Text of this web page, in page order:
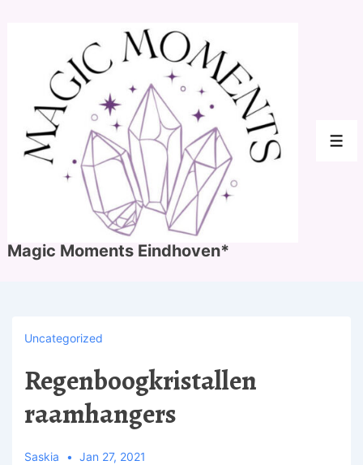
hoofdinhoud
Magic Moments Eindhoven*
Uncategorized
Regenboogkristallen
raamhangers
Saskia Jan 27, 2021